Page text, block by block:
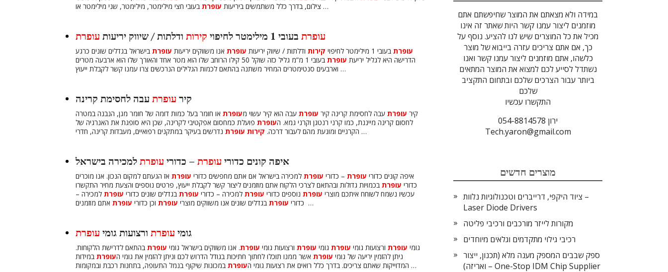
צילום, בדרך כלל משתמשים ביריעות עופרת בעובי חצי מילימטר, מילימטר, שני מילימטר או …
עופרת בעובי 1 מילימטר לחיפוי קירות ודלתות / שיווק יריעות עופרת
עופרת בעובי 1 מילימטר לחיפוי קירות ודלתות / שיווק יריעות עופרת אנו משווקים יריעות עופרת בישראל בגדלים שונים כרגע
הדרישה היא לגליל יריעת עופרת
בעובי 1 מ”מ גליל כזה שוקל 50 קילו הרוחב שלו הוא מטר אחד והאורך שלו הוא ארבעה מטרים
וארבעים סנטימטרים המחיר משתנה בהתאם לכמות הגלילים הנרכשים צרו עמנו קשר לקבלת ייעוץ …
קיר עופרת עבה לחסימת קרינה
קיר עופרת עבה לחסימת קרינה קיר עופרת עבה הוא קיר עשוי מעופרת או חומר בעל כמות דומה של חומר מגן, הנבנה במטרה
לחסום קרינה מייננת, כמו קרני רנטגן וקרני גמא. העופרת פועלת כמחסום אפקטיבי לקרינה, שכן היא סופגת את האנרגיה של
הקרניים ומונעת מהם לעבור דרכה. קירות עופרת נדרשים בעיקר במתקנים רפואיים, מעבדות קרינה, חדרי …
איפה קונים כדורי עופרת – כדורי עופרתלמכירה בישראל
איפה קונים כדורי עופרת – כדורי עופרת למכירה בישראל אם אתם מחפשים כדורי עופרת אז הגעתם למקום הנכון. אנו מוכרים
כדורי עופרת בכמויות גדולות ובהתאם לצרכי הלקוח אתם מוזמנים ליצור קשר לקבלת ייעוץ, פרטים נוספים והצעת מחיר התקשרו
עכשיו נשמח לשוחח איתכם מוצרי עופרת נוספים כדורי עופרת למכירה – כדורי עופרת בגדלים שונים כדורי עופרת למכירה –
כדורי עופרת בגדלים שונים אנו משווקים מוצרי עופרת וכן כדורי עופרת אתם מוזמנים …
גומי עופרת ורצועות גומי עופרת
גומי עופרת ורצועות גומי עופרת גומי עופרת ורצועות גומי עופרת. אנו משווקים בישראל גומי עופרת בהתאם לדרישת הלקוחות.
ניתן להזמין יריעה של גומי עופרת אשר ממנו תוכלו לחתוך חתיכות בגודל הדרוש לכם וניתן להזמין את גומי העופרת במידות
המדוייקות שאתם צריכים. בדרך כלל רואים את רצועות גומי העופרת במכונות שיקוף בנמל התעופה, בתחנות רכבת ובמקומות …
במידה ולא מצאתם את המוצר שחיפשתם אתם
מוזמנים ליצור עמנו קשר היות שאתר זה אינו
מכיל את כל המוצרים שיש לנו להציע. נוסף על
כך, אם אתם צריכים עזרה בייבוא של מוצר
כלשהו, אתם מוזמנים ליצור עמנו קשר ואנו
נשתדל לסייע לכם למצוא את המוצר המתאים
ביותר עבור הצרכים שלכם ובתחום התקציב
שלכם
התקשרו עכשיו
ירון 054-8814578
Tech.yaron@gmail.com
מוצרים חדשים
ציוד היקפי, דרייברים וטכנולוגיות נלוות –
Laser Diode Drivers
מקורות לייזר מורכבים ורכיבי פליטה
רכיבי גילוי מתקדמים וגלאים מיוחדים
ספק שבבים המספק מענה מלא (תכנון, ייצור
ואריזה) – One-Stop IDM Chip Supplier